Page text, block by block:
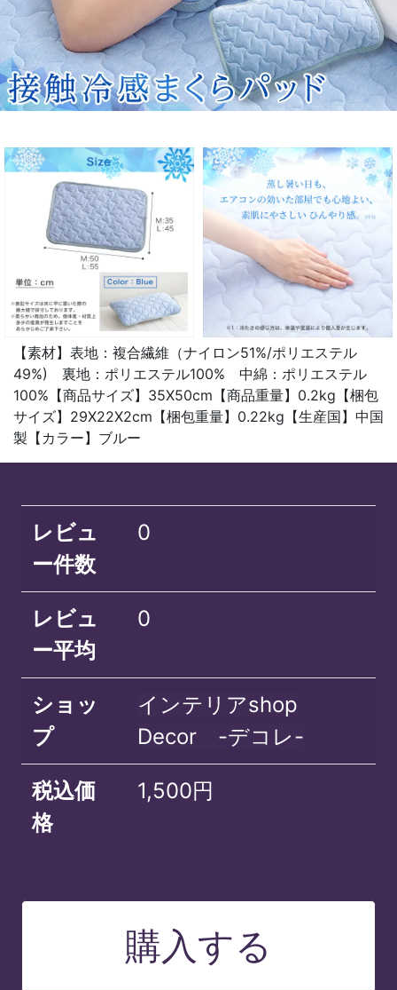
【素材】表地：複合繊維（ナイロン51%/ポリエステル
49%) 裏地：ポリエステル100% 中綿：ポリエステル
100%【商品サイズ】35X50cm【商品重量】0.2kg【梱包
サイズ】29X22X2cm【梱包重量】0.22kg【生産国】中国
製【カラー】ブルー
レビュ
ー件数
0
レビュ
ー平均
0
ショッ
プ
インテリアshop
Decor -デコレ-
税込価
格
1,500円
購入する